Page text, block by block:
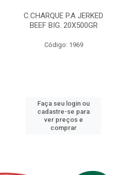
C.CHARQUE P.A JERKED
BEEF BIG. 20X500GR
Código: 1969
Faça seu login ou
cadastre-se para
ver preços e
comprar